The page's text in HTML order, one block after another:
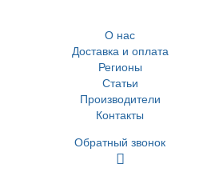
О нас
Доставка и оплата
Регионы
Статьи
Производители
Контакты
Обратный звонок